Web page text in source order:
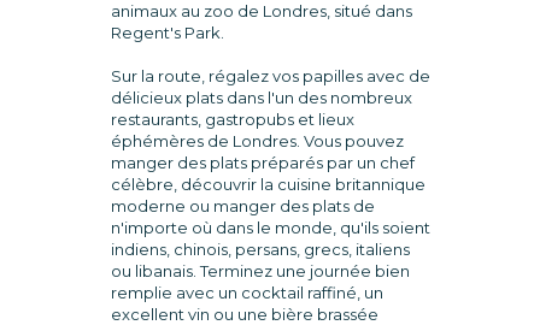
animaux au zoo de Londres, situé dans
Regent's Park.
Sur la route, régalez vos papilles avec de
délicieux plats dans l'un des nombreux
restaurants, gastropubs et lieux
éphémères de Londres. Vous pouvez
manger des plats préparés par un chef
célèbre, découvrir la cuisine britannique
moderne ou manger des plats de
n'importe où dans le monde, qu'ils soient
indiens, chinois, persans, grecs, italiens
ou libanais. Terminez une journée bien
remplie avec un cocktail raffiné, un
excellent vin ou une bière brassée